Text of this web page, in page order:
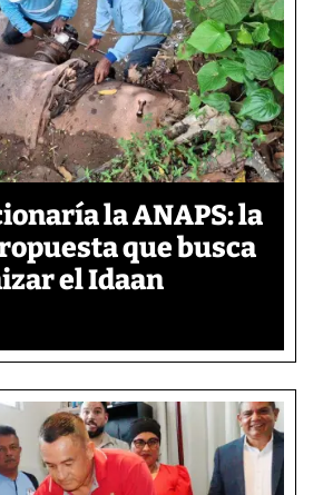
la ANAPS: la
que busca
el Idaan